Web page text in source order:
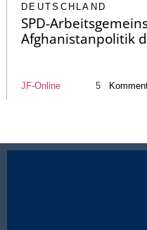
DEUTSCHLAND
SPD-
Afghanistanpolitik
JF-Online 5